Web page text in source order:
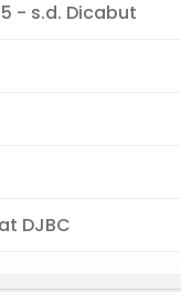
- s.d. Dicabut
DJBC